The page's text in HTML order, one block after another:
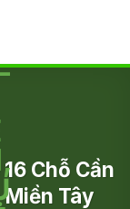
Chỗ Cần
Tây